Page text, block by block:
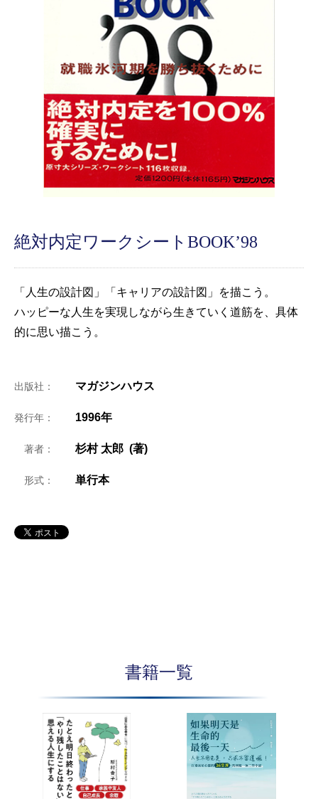
絶対内定ワークシートBOOK’98
「人生の設計図」「キャリアの設計図」を描こう。
ハッピーな人生を実現しながら生きていく道筋を、具体
的に思い描こう。
出版社： マガジンハウス
発行年： 1996年
著者： 杉村 太郎 (著)
形式： 単行本
書籍一覧